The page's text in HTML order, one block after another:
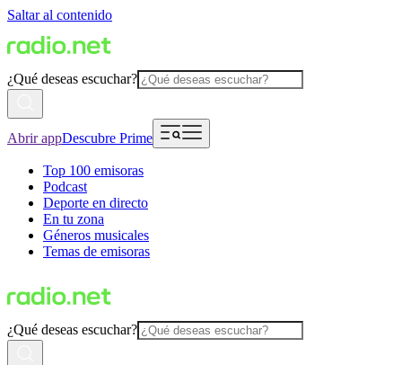
Saltar al contenido
¿Qué deseas escuchar?
Abrir appDescubre Prime
Top 100 emisoras
Podcast
Deporte en directo
En tu zona
Géneros musicales
Temas de emisoras
¿Qué deseas escuchar?